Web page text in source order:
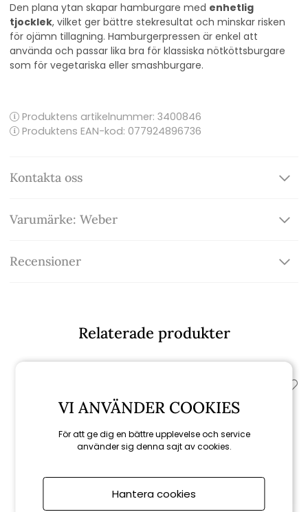
Den plana ytan skapar hamburgare med enhetlig
tjocklek, vilket ger bättre stekresultat och minskar risken
för ojämn tillagning. Hamburgerpressen är enkel att
använda och passar lika bra för klassiska nötköttsburgare
som för vegetariska eller smashburgare.
Produktens artikelnummer: 3400846
Produktens EAN-kod: 077924896736
Kontakta oss
Varumärke: Weber
Recensioner
Relaterade produkter
VI ANVÄNDER COOKIES
För att ge dig en bättre upplevelse och service
använder sig denna sajt av cookies.
Hantera cookies